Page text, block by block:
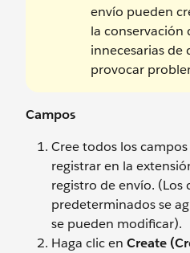
envío pueden
la conservación
innecesarias de
provocar
Campos
Cree todos los
registrar en la
registro de envío. (Los
predeterminados se
se pueden modificar).
Haga clic en Create